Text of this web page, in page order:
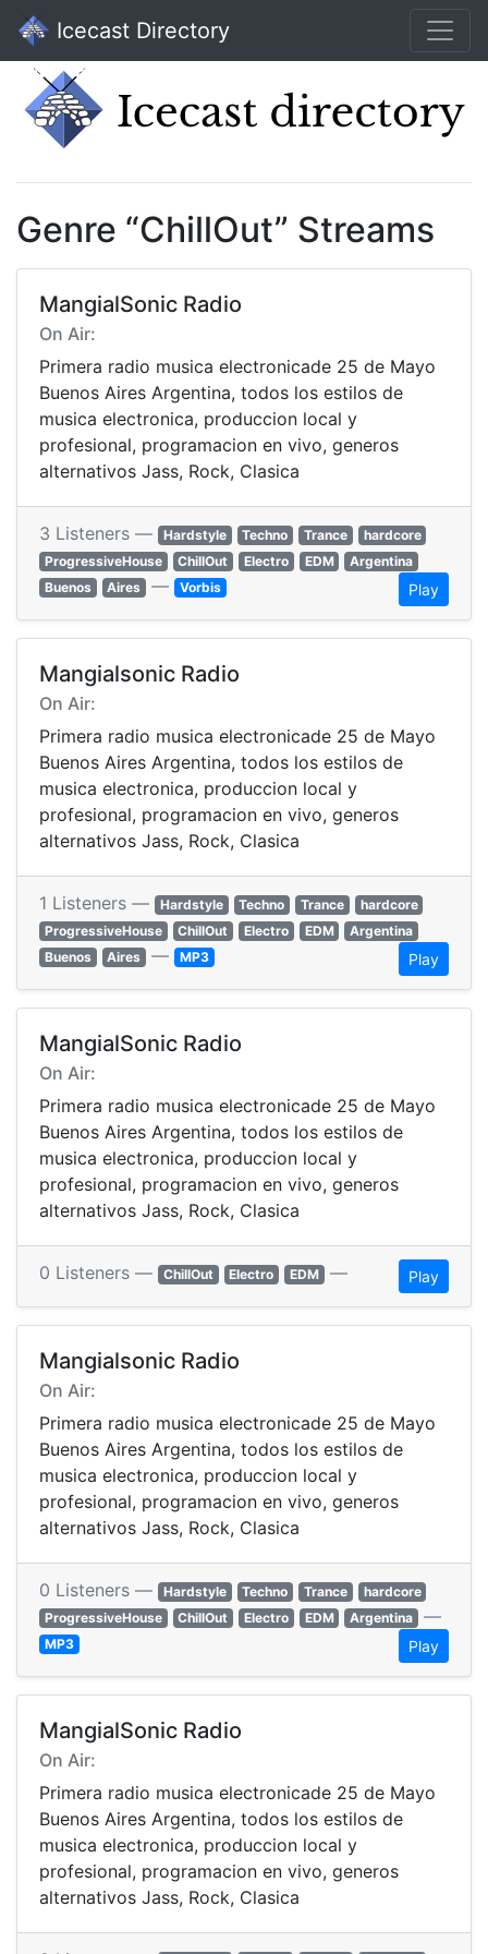
Icecast Directory
Genre “ChillOut” Streams
MangialSonic Radio
On Air:
Primera radio musica electronicade 25 de Mayo
Buenos Aires Argentina, todos los estilos de
musica electronica, produccion local y
profesional, programacion en vivo, generos
alternativos Jass, Rock, Clasica
3 Listeners — Hardstyle Techno Trance
hardcore
ProgressiveHouse
ChillOut Electro EDM
Argentina
Buenos
Aires — Vorbis Play
Mangialsonic Radio
On Air:
Primera radio musica electronicade 25 de Mayo
Buenos Aires Argentina, todos los estilos de
musica electronica, produccion local y
profesional, programacion en vivo, generos
alternativos Jass, Rock, Clasica
1 Listeners — Hardstyle Techno Trance
hardcore
ProgressiveHouse
ChillOut Electro EDM
Argentina
Buenos
Aires — MP3 Play
MangialSonic Radio
On Air:
Primera radio musica electronicade 25 de Mayo
Buenos Aires Argentina, todos los estilos de
musica electronica, produccion local y
profesional, programacion en vivo, generos
alternativos Jass, Rock, Clasica
0 Listeners — ChillOut Electro EDM — Play
Mangialsonic Radio
On Air:
Primera radio musica electronicade 25 de Mayo
Buenos Aires Argentina, todos los estilos de
musica electronica, produccion local y
profesional, programacion en vivo, generos
alternativos Jass, Rock, Clasica
0 Listeners — Hardstyle Techno Trance
hardcore
ProgressiveHouse
ChillOut Electro EDM Argentina —
MP3 Play
MangialSonic Radio
On Air:
Primera radio musica electronicade 25 de Mayo
Buenos Aires Argentina, todos los estilos de
musica electronica, produccion local y
profesional, programacion en vivo, generos
alternativos Jass, Rock, Clasica